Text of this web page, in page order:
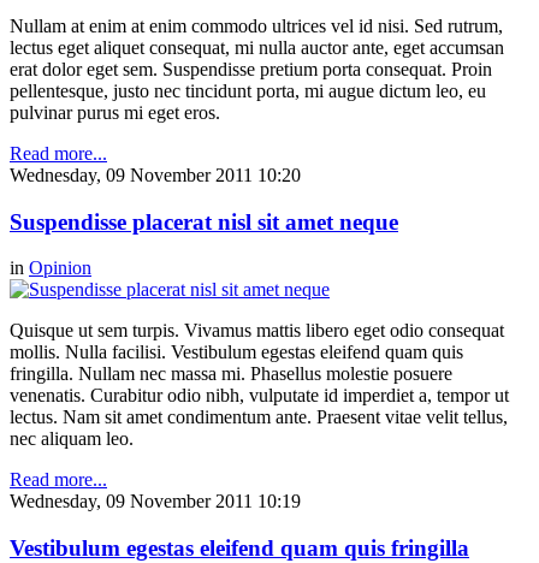
Nullam at enim at enim commodo ultrices vel id nisi. Sed rutrum,
lectus eget aliquet consequat, mi nulla auctor ante, eget accumsan
erat dolor eget sem. Suspendisse pretium porta consequat. Proin
pellentesque, justo nec tincidunt porta, mi augue dictum leo, eu
pulvinar purus mi eget eros.
Read more...
Wednesday, 09 November 2011 10:20
Suspendisse placerat nisl sit amet neque
in Opinion
Quisque ut sem turpis. Vivamus mattis libero eget odio consequat
mollis. Nulla facilisi. Vestibulum egestas eleifend quam quis
fringilla. Nullam nec massa mi. Phasellus molestie posuere
venenatis. Curabitur odio nibh, vulputate id imperdiet a, tempor ut
lectus. Nam sit amet condimentum ante. Praesent vitae velit tellus,
nec aliquam leo.
Read more...
Wednesday, 09 November 2011 10:19
Vestibulum egestas eleifend quam quis fringilla